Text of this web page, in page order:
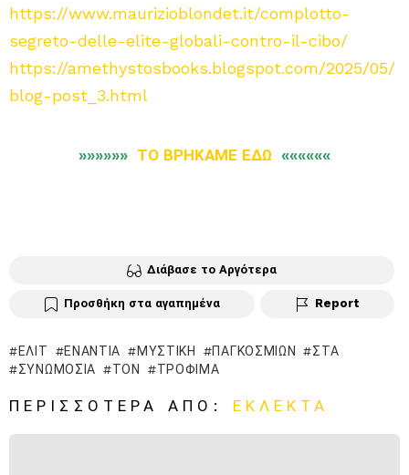
https://www.maurizioblondet.it/complotto-
segreto-delle-elite-globali-contro-il-cibo/
https://amethystosbooks.blogspot.com/2025/05/
blog-post_3.html
»»»»»» ΤΟ ΒΡΗΚΑΜΕ ΕΔΩ ««««««
Διάβασε το Αργότερα
Προσθήκη στα αγαπημένα Report
ΕΛΊΤ ΕΝΆΝΤΙΑ ΜΥΣΤΙΚΉ ΠΑΓΚΟΣΜΙΩΝ
ΣΤΑ
ΣΥΝΩΜΟΣΊΑ
ΤΟΝ ΤΡΌΦΙΜΑ
ΠΕΡΙΣΣΌΤΕΡΑ ΑΠΌ: ΕΚΛΕΚΤΆ